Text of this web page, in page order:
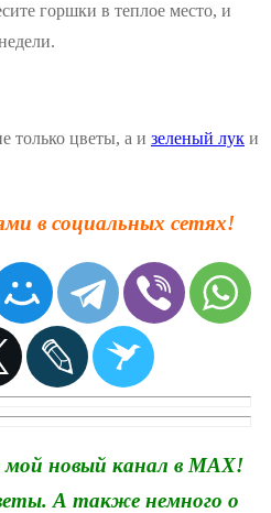
горшки в теплое место, и
только цветы, а и зеленый лук и
в социальных сетях!
новый канал в MAX!
А также немного о